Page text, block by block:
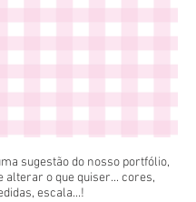
sugestão do nosso portfólio,
alterar o que quiser... cores,
escala...!